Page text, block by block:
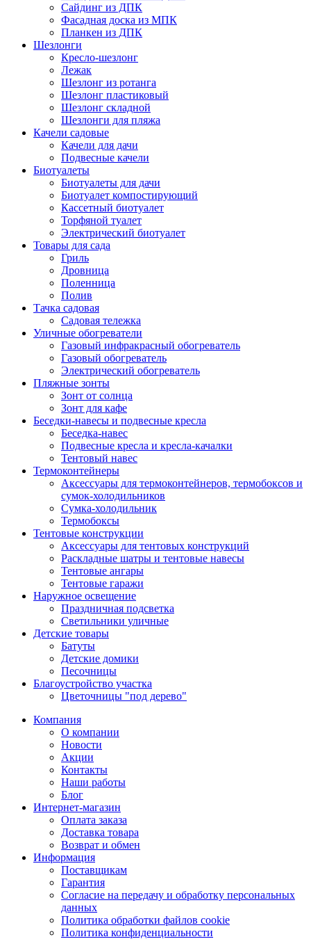
Сайдинг из ДПК
Фасадная доска из МПК
Планкен из ДПК
Шезлонги
Кресло-шезлонг
Лежак
Шезлонг из ротанга
Шезлонг пластиковый
Шезлонг складной
Шезлонги для пляжа
Качели садовые
Качели для дачи
Подвесные качели
Биотуалеты
Биотуалеты для дачи
Биотуалет компостирующий
Кассетный биотуалет
Торфяной туалет
Электрический биотуалет
Товары для сада
Гриль
Дровница
Поленница
Полив
Тачка садовая
Садовая тележка
Уличные обогреватели
Газовый инфракрасный обогреватель
Газовый обогреватель
Электрический обогреватель
Пляжные зонты
Зонт от солнца
Зонт для кафе
Беседки-навесы и подвесные кресла
Беседка-навес
Подвесные кресла и кресла-качалки
Тентовый навес
Термоконтейнеры
Аксессуары для термоконтейнеров, термобоксов и
сумок-холодильников
Сумка-холодильник
Термобоксы
Тентовые конструкции
Аксессуары для тентовых конструкций
Раскладные шатры и тентовые навесы
Тентовые ангары
Тентовые гаражи
Наружное освещение
Праздничная подсветка
Светильники уличные
Детские товары
Батуты
Детские домики
Песочницы
Благоустройство участка
Цветочницы "под дерево"
Компания
О компании
Новости
Акции
Контакты
Наши работы
Блог
Интернет-магазин
Оплата заказа
Доставка товара
Возврат и обмен
Информация
Поставщикам
Гарантия
Согласие на передачу и обработку персональных
данных
Политика обработки файлов cookie
Политика конфиденциальности